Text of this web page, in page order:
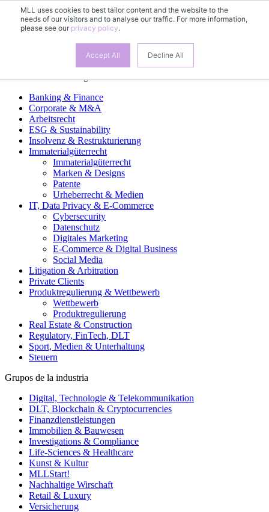
MLL uses cookies to best tailor content and the website to the
needs of our visitors and to analyse our traffic. For more information,
please see our privacy policy.
Accept All Decline All
ENFR
Banking & Finance
Corporate & M&A
Arbeitsrecht
ESG & Sustainability
Insolvenz & Restrukturierung
Immaterialgüterrecht
Immaterialgüterrecht
Marken & Designs
Patente
Urheberrecht & Medien
IT, Data Privacy & E-Commerce
Cybersecurity
Datenschutz
Digitales Marketing
E-Commerce & Digital Business
Social Media
Litigation & Arbitration
Private Clients
Produktregulierung & Wettbewerb
Wettbewerb
Produktregulierung
Real Estate & Construction
Regulatory, FinTech, DLT
Sport, Medien & Unterhaltung
Steuern
Grupos de la industria
Digital, Technologie & Telekommunikation
DLT, Blockchain & Cryptocurrencies
Finanzdienstleistungen
Immobilien & Bauwesen
Investigations & Compliance
Life-Sciences & Healthcare
Kunst & Kultur
MLLStart!
Nachhaltige Wirschaft
Retail & Luxury
Versicherung